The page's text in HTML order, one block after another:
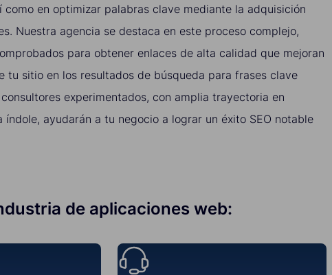
como en optimizar palabras clave mediante la adquisición
Nuestra agencia se destaca en este proceso complejo,
para obtener enlaces de alta calidad que mejoran
tu sitio en los resultados de búsqueda para frases clave
experimentados, con amplia trayectoria en
índole, ayudarán a tu negocio a lograr un éxito SEO notable
de aplicaciones web: